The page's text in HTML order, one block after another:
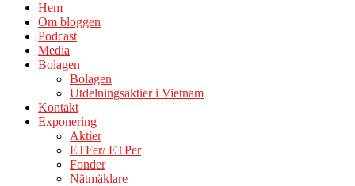
Hem
Om bloggen
Podcast
Media
Bolagen
Bolagen
Utdelningsaktier i Vietnam
Kontakt
Exponering
Aktier
ETFer/ ETPer
Fonder
Nätmäklare